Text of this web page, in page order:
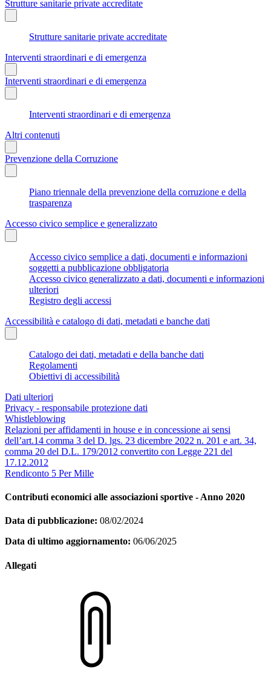
Strutture sanitarie private accreditate
Strutture sanitarie private accreditate
Interventi straordinari e di emergenza
Interventi straordinari e di emergenza
Interventi straordinari e di emergenza
Altri contenuti
Prevenzione della Corruzione
Piano triennale della prevenzione della corruzione e della
trasparenza
Accesso civico semplice e generalizzato
Accesso civico semplice a dati, documenti e informazioni
soggetti a pubblicazione obbligatoria
Accesso civico generalizzato a dati, documenti e informazioni
ulteriori
Registro degli accessi
Accessibilità e catalogo di dati, metadati e banche dati
Catalogo dei dati, metadati e della banche dati
Regolamenti
Obiettivi di accessibilità
Dati ulteriori
Privacy - responsabile protezione dati
Whistleblowing
Relazioni per affidamenti in house e in concessione ai sensi
dell’art.14 comma 3 del D. lgs. 23 dicembre 2022 n. 201 e art. 34,
comma 20 del D.L. 179/2012 convertito con Legge 221 del
17.12.2012
Rendiconto 5 Per Mille
Contributi economici alle associazioni sportive - Anno 2020
Data di pubblicazione: 08/02/2024
Data di ultimo aggiornamento: 06/06/2025
Allegati